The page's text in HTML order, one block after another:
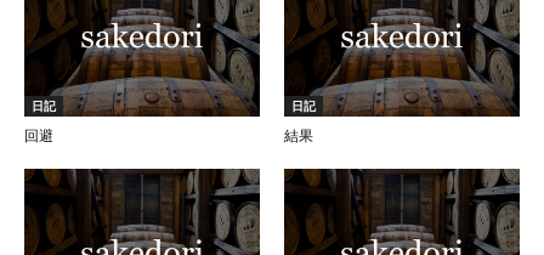
日記
回避
日記
結果